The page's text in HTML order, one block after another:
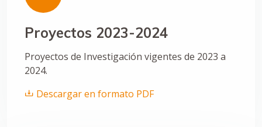
Proyectos 2023-2024
Proyectos de Investigación vigentes de 2023 a
2024.
Descargar en formato PDF